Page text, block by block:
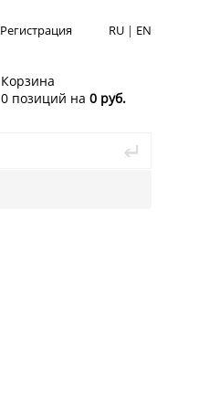
RU | EN
Регистрация
Корзина
0 позиций на 0 руб.